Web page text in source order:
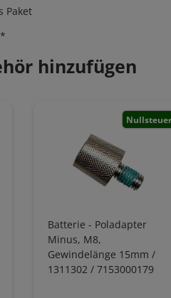
Paket
hinzufügen
Batterie - Poladapter
Minus, M8,
Gewindelänge 15mm /
1311302 / 7153000179